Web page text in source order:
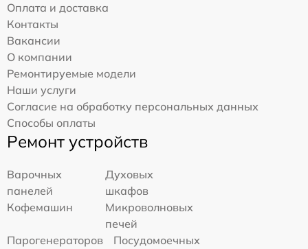
Оплата и доставка
Контакты
Вакансии
О компании
Ремонтируемые модели
Наши услуги
Согласие на обработку персональных данных
Способы оплаты
Ремонт устройств
Варочных
панелей
Духовых
шкафов
Кофемашин
Микроволновых
печей
Парогенераторов
Посудомоечных